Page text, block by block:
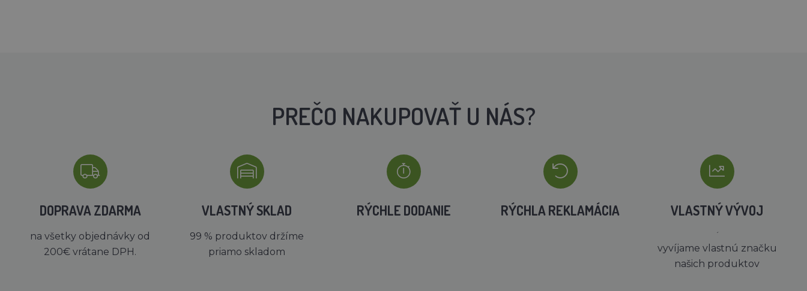
PREČO NAKUPOVAŤ U NÁS?
DOPRAVA ZDARMA
na všetky objednávky od
200€ vrátane DPH.
VLASTNÝ SKLAD
99 % produktov držíme
priamo skladom
RÝCHLE DODANIE RÝCHLA REKLAMÁCIA VLASTNÝ VÝVOJ
´
vyvíjame vlastnú značku
našich produktov